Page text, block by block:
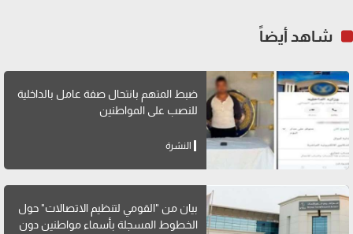
شاهد أيضاً
ضبط المتهم بانتحال صفة عامل بالداخلية
للنصب على المواطنين
النشرة
بيان من "القومي لتنظيم الاتصالات" حول
الخطوط المسجلة بأسماء مواطنين دون